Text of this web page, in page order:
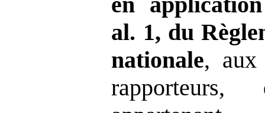
al. 1, du
nationale, aux